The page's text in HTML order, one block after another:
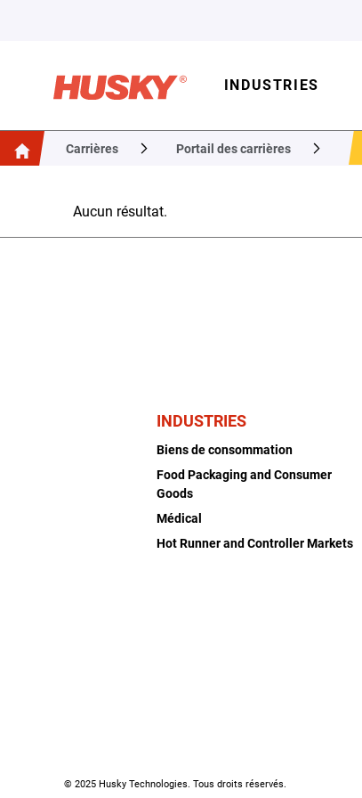
INDUSTRIES
Carrières Portail des carrières
Aucun résultat.
INDUSTRIES
Biens de consommation
Food Packaging and Consumer
Goods
Médical
Hot Runner and Controller Markets
© 2025 Husky Technologies. Tous droits réservés.